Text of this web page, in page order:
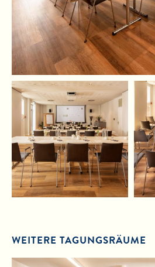
WEITERE TAGUNGSRÄUME